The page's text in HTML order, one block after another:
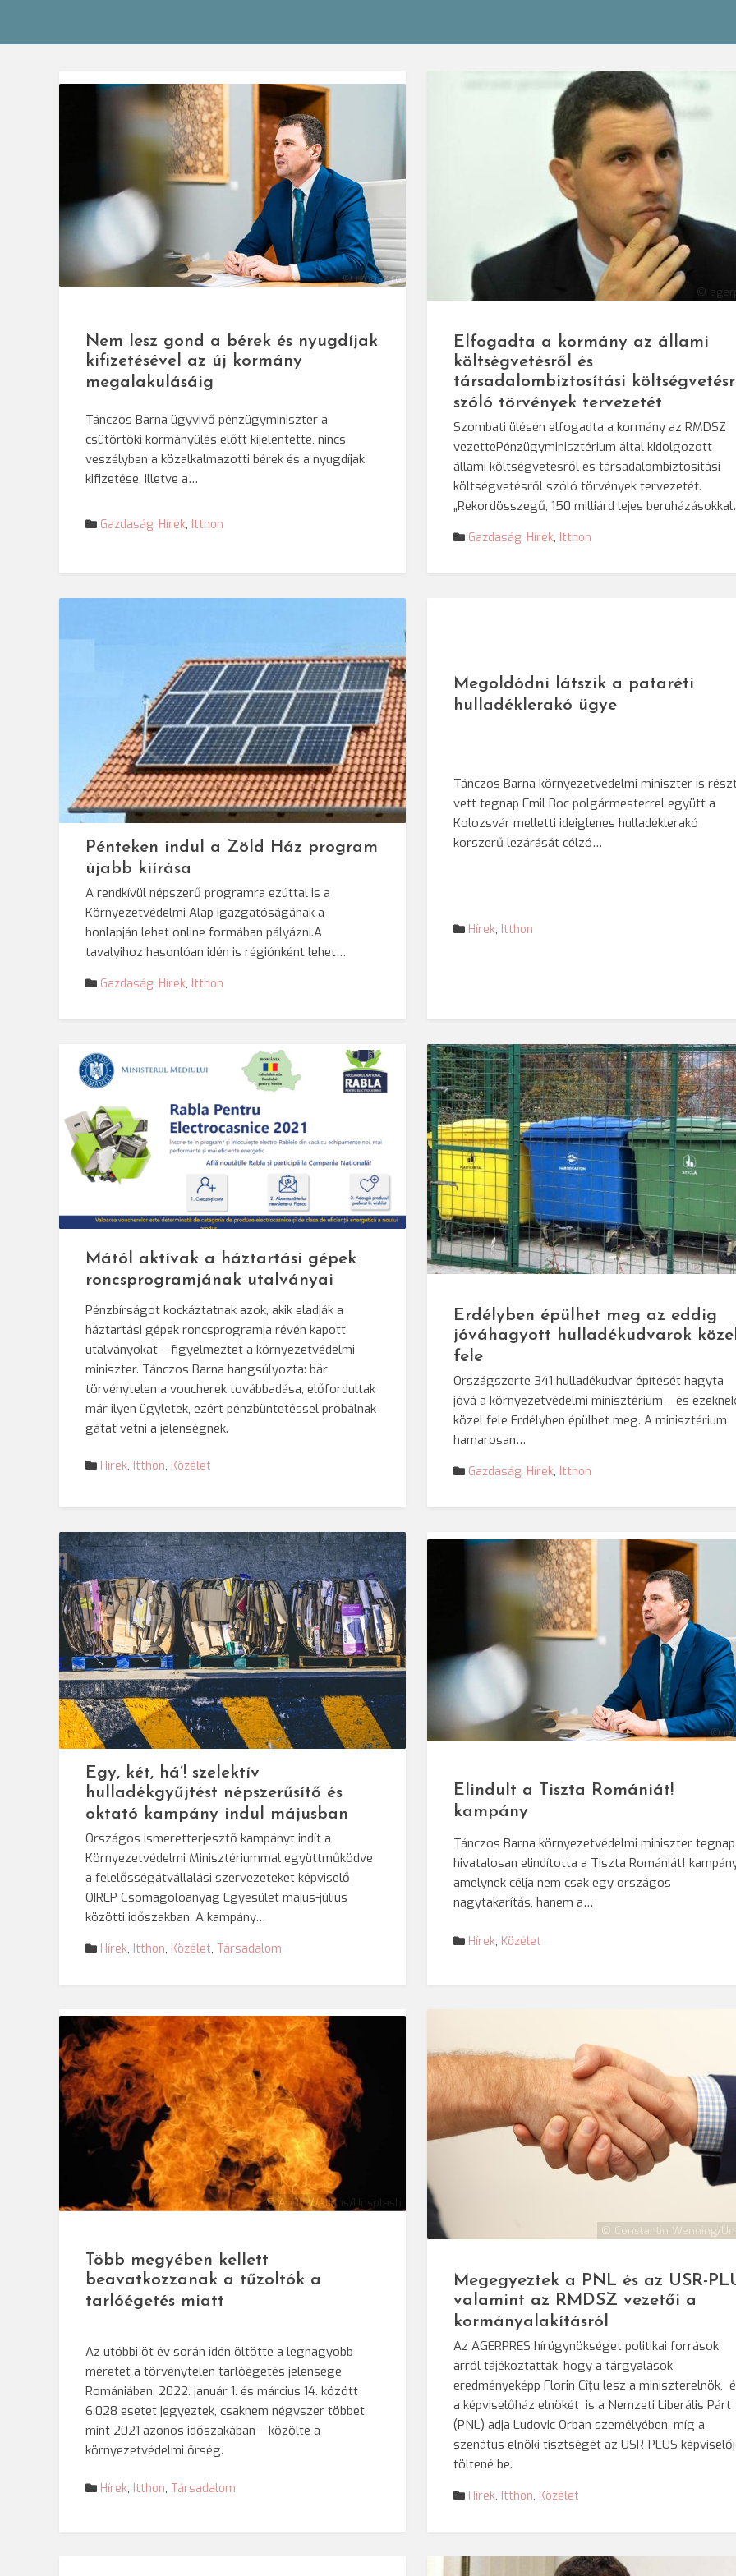
© rmdsz.ro
Nem lesz gond a bérek és nyugdíjak
kifizetésével az új kormány
megalakulásáig
Tánczos Barna ügyvivő pénzügyminiszter a
csütörtöki kormányülés előtt kijelentette, nincs
veszélyben a közalkalmazotti bérek és a nyugdíjak
kifizetése, illetve a…
Gazdaság, Hírek, Itthon
©
Elfogadta a kormány az állami
költségvetésről és
társadalombiztosítási
szóló törvények tervezetét
Szombati ülésén elfogadta a kormány az RMDSZ
vezettePénzügyminisztérium által kidolgozott
állami költségvetésről és társadalombiztosítási
költségvetésről szóló törvények tervezetét.
„Rekordösszegű, 150 milliárd lejes
Gazdaság, Hírek, Itthon
Pénteken indul a Zöld Ház program
újabb kiírása
A rendkívül népszerű programra ezúttal is a
Környezetvédelmi Alap Igazgatóságának a
honlapján lehet online formában pályázni.A
tavalyihoz hasonlóan idén is régiónként lehet…
Gazdaság, Hírek, Itthon
Megoldódni látszik a pataréti
hulladéklerakó ügye
Tánczos Barna környezetvédelmi miniszter is
vett tegnap Emil Boc polgármesterrel együtt a
Kolozsvár melletti ideiglenes hulladéklerakó
korszerű lezárását célzó…
Hírek, Itthon
Mától aktívak a háztartási gépek
roncsprogramjának utalványai
Pénzbírságot kockáztatnak azok, akik eladják a
háztartási gépek roncsprogramja révén kapott
utalványokat – figyelmeztet a környezetvédelmi
miniszter. Tánczos Barna hangsúlyozta: bár
törvénytelen a voucherek továbbadása, előfordultak
már ilyen ügyletek, ezért pénzbüntetéssel próbálnak
gátat vetni a jelenségnek.
Hírek, Itthon, Közélet
© Darvas
Erdélyben épülhet meg az eddig
jóváhagyott hulladékudvarok
fele
Országszerte 341 hulladékudvar építését hagyta
jóvá a környezetvédelmi minisztérium – és
közel fele Erdélyben épülhet meg. A minisztérium
hamarosan…
Gazdaság, Hírek, Itthon
Egy, két, há’! szelektív
hulladékgyűjtést népszerűsítő és
oktató kampány indul májusban
Országos ismeretterjesztő kampányt indít a
Környezetvédelmi Minisztériummal együttműködve
a felelősségátvállalási szervezeteket képviselő
OIREP Csomagolóanyag Egyesület május-július
közötti időszakban. A kampány…
Hírek, Itthon, Közélet, Társadalom
©
Elindult a Tiszta Romániát!
kampány
Tánczos Barna környezetvédelmi miniszter tegnap
hivatalosan elindította a Tiszta Romániát!
amelynek célja nem csak egy országos
nagytakarítás, hanem a…
Hírek, Közélet
© Andy Watkins/Unsplash
Több megyében kellett
beavatkozzanak a tűzoltók a
tarlóégetés miatt
Az utóbbi öt év során idén öltötte a legnagyobb
méretet a törvénytelen tarlóégetés jelensége
Romániában, 2022. január 1. és március 14. között
6.028 esetet jegyeztek, csaknem négyszer többet,
mint 2021 azonos időszakában – közölte a
környezetvédelmi őrség.
Hírek, Itthon, Társadalom
© Constantin Wenning/
Megegyeztek a PNL és az USR-
valamint az RMDSZ vezetői a
kormányalakításról
Az AGERPRES hírügynökséget politikai források
arról tájékoztatták, hogy a tárgyalások
eredményeképp Florin Cîţu lesz a miniszterelnök,
a képviselőház elnökét is a Nemzeti Liberális Párt
(PNL) adja Ludovic Orban személyében, míg a
szenátus elnöki tisztségét az USR-PLUS
töltené be.
Hírek, Itthon, Közélet